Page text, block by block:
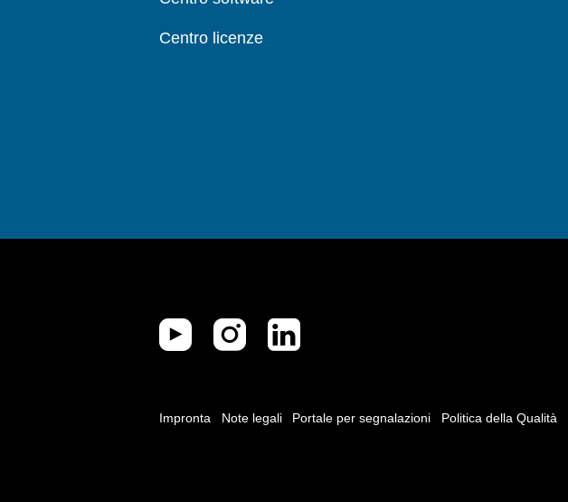
Centro licenze
Impronta Note legali Portale per segnalazioni Politica della Qualità